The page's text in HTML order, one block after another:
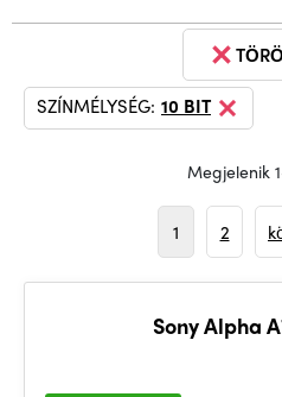
SZÍNMÉLYSÉG: 10 BIT
Megjelenik
1 2
Sony Alpha